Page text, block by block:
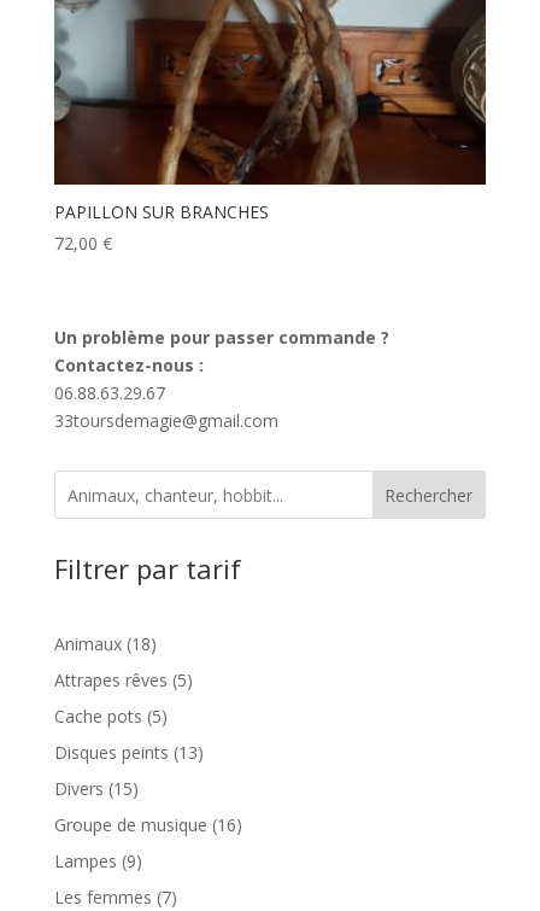
PAPILLON SUR BRANCHES
72,00 €
Un problème pour passer commande ?
Contactez-nous :
06.88.63.29.67
33toursdemagie@gmail.com
Rechercher
Filtrer par tarif
Animaux 1818
produits
Attrapes rêves 55
Cache pots 55
produits
Disques peints 1313
Divers 1515
produits
Groupe de musique 1616
Lampes 99
produits
Les femmes 77